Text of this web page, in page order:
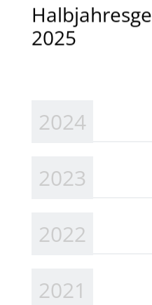
2025
2024
2023
2022
2021